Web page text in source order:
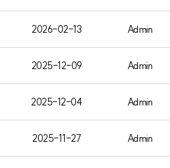
2026-02-13 Admin
2025-12-09 Admin
2025-12-04 Admin
2025-11-27 Admin